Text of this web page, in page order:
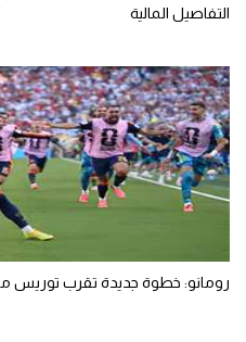
التفاصيل المالية
رومانو: خطوة جديدة تقرب توريس